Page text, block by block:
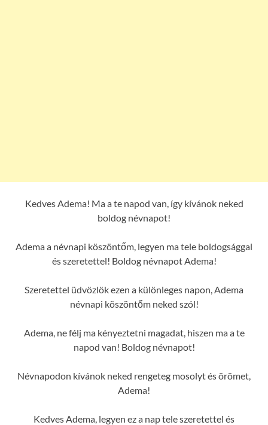
Kedves Adema! Ma a te napod van, így kívánok neked
boldog névnapot!
Adema a névnapi köszöntőm, legyen ma tele boldogsággal
és szeretettel! Boldog névnapot Adema!
Szeretettel üdvözlök ezen a különleges napon, Adema
névnapi köszöntőm neked szól!
Adema, ne félj ma kényeztetni magadat, hiszen ma a te
napod van! Boldog névnapot!
Névnapodon kívánok neked rengeteg mosolyt és örömet,
Adema!
Kedves Adema, legyen ez a nap tele szeretettel és